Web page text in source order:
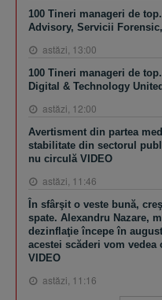
100 Tineri manageri de
Advisory, Servicii
astăzi, 13:00
100 Tineri manageri de
Digital & Technology
astăzi, 12:00
Avertisment din partea
stabilitate din sectorul
nu circulă VIDEO
astăzi, 11:46
În sfârşit o veste bună,
spate. Alexandru Nazare,
dezinflaţie începe în
acestei scăderi vom
VIDEO
astăzi, 11:16